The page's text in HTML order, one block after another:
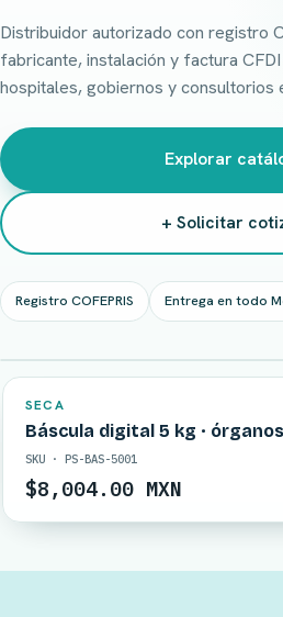
Distribuidor autorizado con registro
fabricante, instalación y factura
hospitales, gobiernos y consultorios
Explorar
+ Solicitar
Registro COFEPRIS Entrega en todo
SECA
Báscula digital 5 kg ·
SKU · PS-BAS-5001
$8,004.00 MXN